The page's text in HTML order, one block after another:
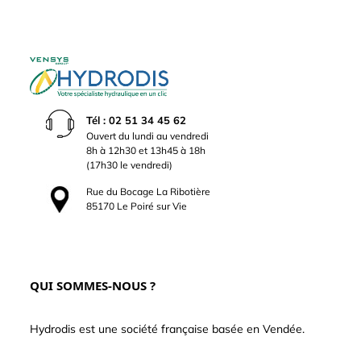
Tél : 02 51 34 45 62
Ouvert du lundi au vendredi
8h à 12h30 et 13h45 à 18h
(17h30 le vendredi)
Rue du Bocage La Ribotière
85170 Le Poiré sur Vie
QUI SOMMES-NOUS ?
Hydrodis est une société française basée en Vendée.